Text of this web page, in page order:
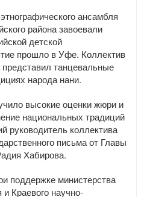
ансамбля
района завоевали
детской
прошло в Уфе. Коллектив
представил танцевальные
народа нани.
высокие оценки жюри и
национальных традиций
руководитель коллектива
письма от Главы
Хабирова.
поддержке министерства
и Краевого научно-